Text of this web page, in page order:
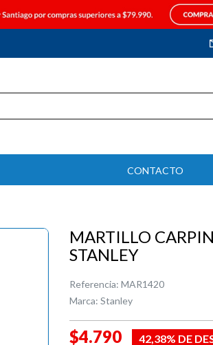
CONTACTO
MARTILLO
STANLEY
Referencia: MAR1420
Marca: Stanley
$4.790
42,38% DE